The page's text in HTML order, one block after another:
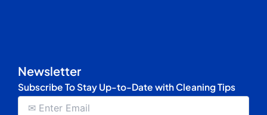
Newsletter
Subscribe To Stay Up-to-Date with Cleaning Tips